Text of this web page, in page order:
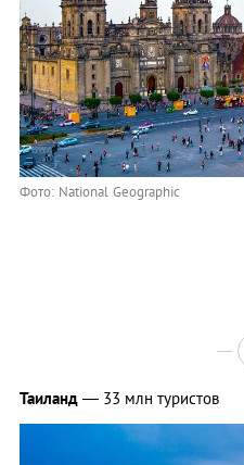
Фото: National Geographic
Таиланд — 33 млн туристов